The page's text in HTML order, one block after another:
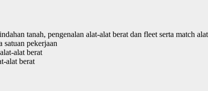
tanah, pengenalan alat-alat berat dan fleet serta match
satuan pekerjaan
alat berat
alat berat